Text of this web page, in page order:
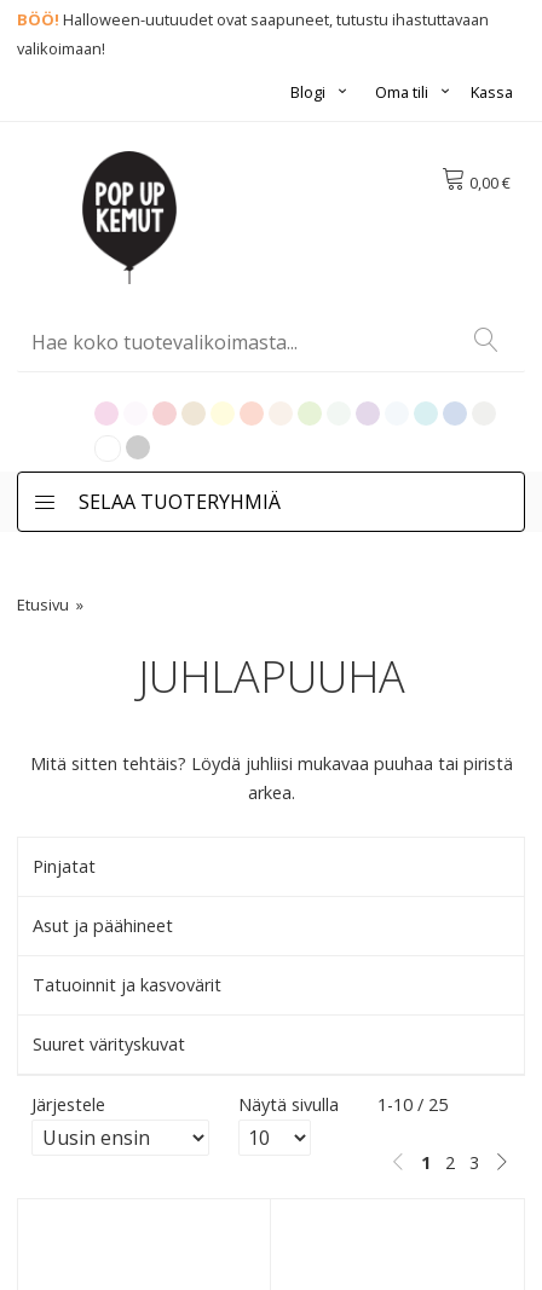
BÖÖ!Halloween-uutuudet ovat saapuneet, tutustu ihastuttavaan
valikoimaan!
Kassa
Oma tili
Blogi
0,00 €
SELAA TUOTERYHMIÄ
Etusivu
JUHLAPUUHA
Mitä sitten tehtäis? Löydä juhliisi mukavaa puuhaa tai piristä
arkea.
Pinjatat
Asut ja päähineet
Tatuoinnit ja kasvovärit
Suuret värityskuvat
Järjestele Näytä sivulla 1-10 / 25
1 2 3